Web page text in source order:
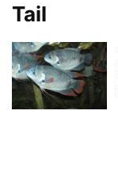
Tail